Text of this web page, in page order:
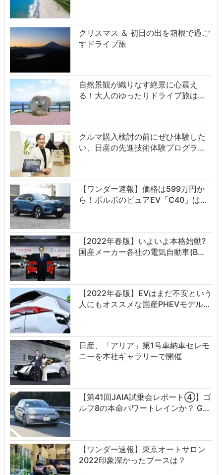
クリスマス ＆ 初日の出を箱根で過ご
すドライブ旅
自然景観が織りなす絶景に心震え
る！大人のゆったりドライブ旅は…
クルマ購入検討の前にぜひ体験した
い、日産の先進技術体験プログラ…
【ワンダー速報】価格は599万円か
ら！ボルボのピュアEV「C40」は…
【2022年春版】いよいよ本格始動?
国産メーカー各社の電気自動車(B…
【2022年春版】EVはまだ不安という
人にもオススメな国産PHEVモデル…
日産、「アリア」第1号車納車セレモ
ニーを本社ギャラリーで開催
【第41回JAIA試乗会レポート④】ゴ
ルフ8の本命パワートレインか？ G…
【ワンダー速報】東京オートサロン
2022印象深かったブースは？